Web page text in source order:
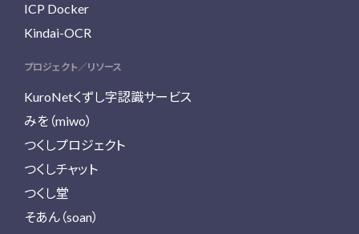
ICP Docker
Kindai-OCR
プロジェクト／リソース
KuroNetくずし字認識サービス
みを（miwo）
つくしプロジェクト
つくしチャット
つくし堂
そあん（soan）